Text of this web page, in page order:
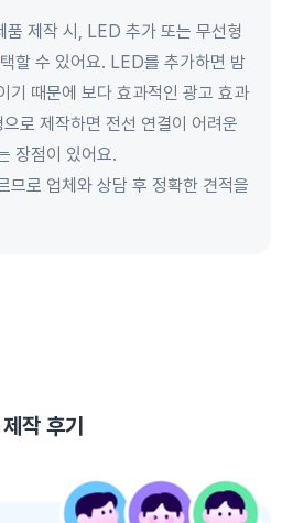
품 제작 시, LED 추가 또는 무선형
할 수 있어요. LED를 추가하면 밤
기 때문에 보다 효과적인 광고 효과
로 제작하면 전선 연결이 어려운
장점이 있어요.
므로 업체와 상담 후 정확한 견적을
작 후기